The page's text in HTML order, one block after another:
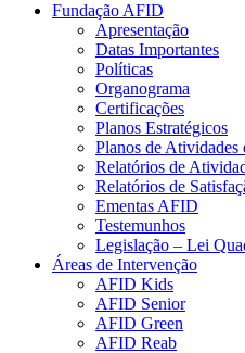
Fundação AFID
Apresentação
Datas Importantes
Políticas
Organograma
Certificações
Planos Estratégicos
Planos de Atividades
Relatórios de
Relatórios de
Ementas AFID
Testemunhos
Legislação – Lei
Áreas de Intervenção
AFID Kids
AFID Senior
AFID Green
AFID Reab